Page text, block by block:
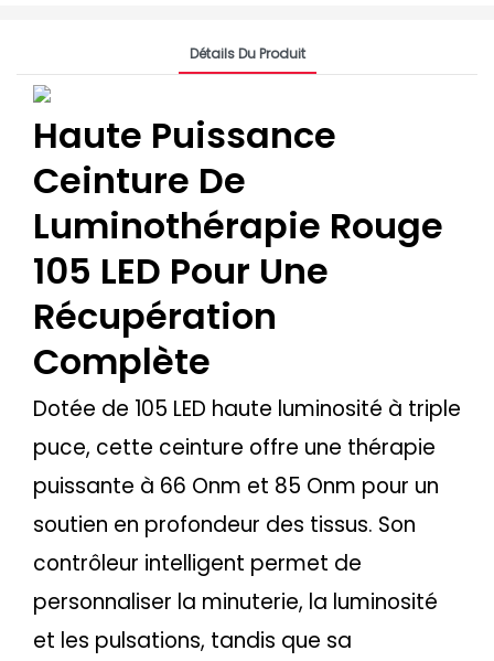
Détails Du Produit
Haute Puissance
Ceinture De
Luminothérapie Rouge
105 LED Pour Une
Récupération
Complète
Dotée de 105 LED haute luminosité à triple
puce, cette ceinture offre une thérapie
puissante à 66 Onm et 85 Onm pour un
soutien en profondeur des tissus. Son
contrôleur intelligent permet de
personnaliser la minuterie, la luminosité
et les pulsations, tandis que sa